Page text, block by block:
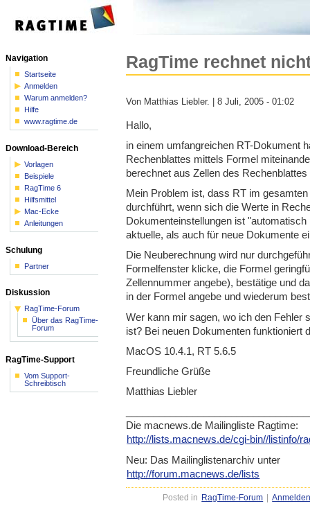
RagTime rechnet
Von Matthias Liebler. | 8 Juli, 2005 - 01:02
Hallo,
in einem umfangreichen RT-Dokument
Rechenblattes mittels Formel
berechnet aus Zellen des
Mein Problem ist, dass RT im
durchführt, wenn sich die Werte in
Dokumenteinstellungen ist
aktuelle, als auch für neue Dokumente
Die Neuberechnung wird nur
Formelfenster klicke, die Formel
Zellennummer angebe), bestätige und
in der Formel angebe und wiederum
Wer kann mir sagen, wo ich den Fehler
ist? Bei neuen Dokumenten funktioniert
MacOS 10.4.1, RT 5.6.5
Freundliche Grüße
Matthias Liebler
Die macnews.de Mailingliste Ragtime:
http://lists.macnews.de/cgi-bin//listinfo/
Neu: Das Mailinglistenarchiv unter
http://forum.macnews.de/lists
Posted in RagTime-Forum |
Navigation
Startseite
Anmelden
Warum anmelden?
Hilfe
www.ragtime.de
Download-Bereich
Vorlagen
Beispiele
RagTime 6
Hilfsmittel
Mac-Ecke
Anleitungen
Schulung
Partner
Diskussion
RagTime-Forum
Über das RagTime-
Forum
RagTime-Support
Vom Support-
Schreibtisch